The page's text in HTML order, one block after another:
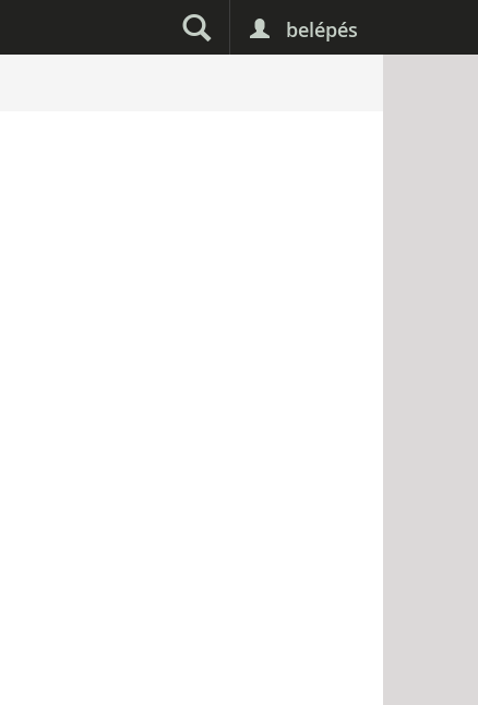
belépés